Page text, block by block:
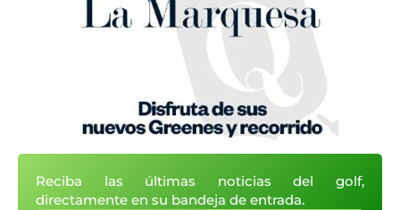
Reciba las últimas noticias del golf,
directamente en su bandeja de entrada.